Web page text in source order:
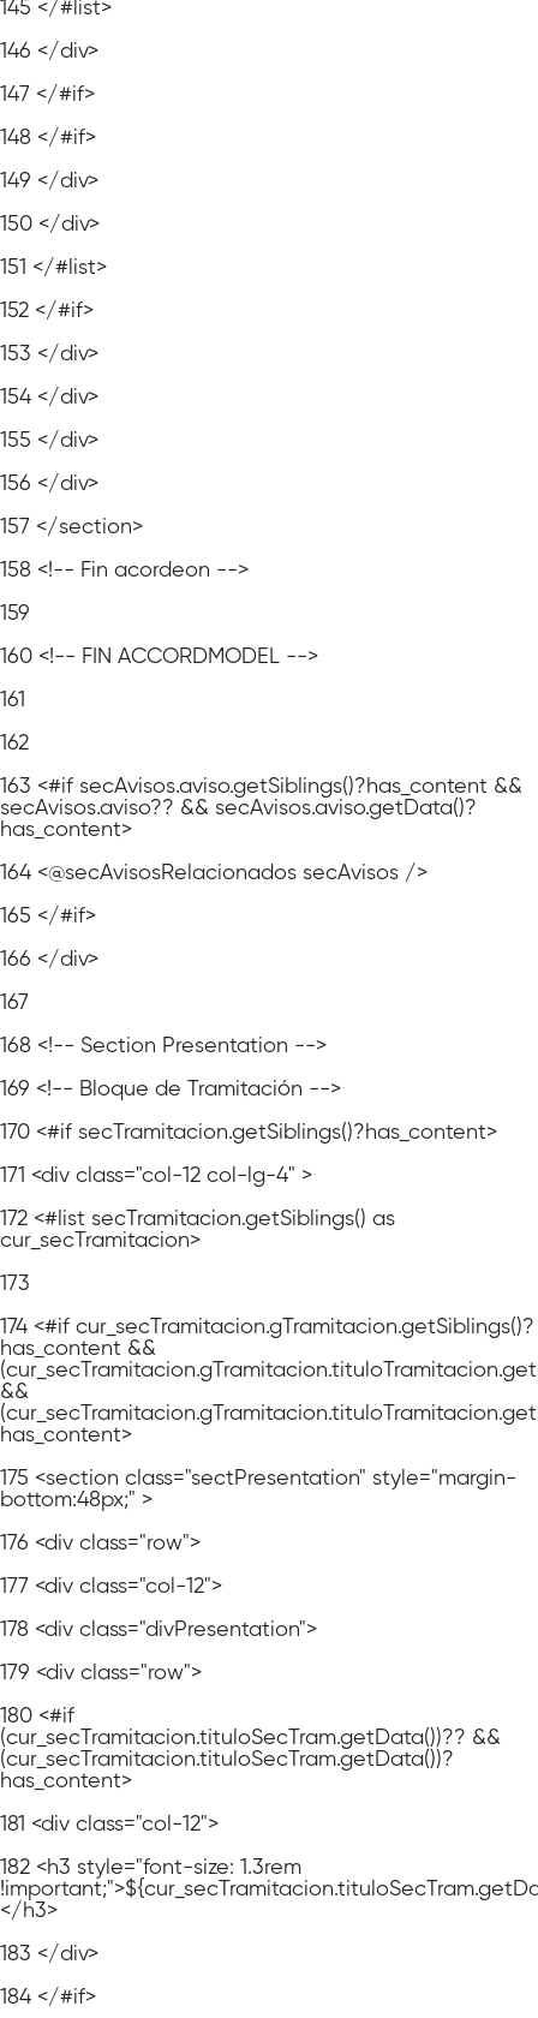
145 </#list>
146 </div>
147 </#if>
148 </#if>
149 </div>
150 </div>
151 </#list>
152 </#if>
153 </div>
154 </div>
155 </div>
156 </div>
157 </section>
158 <!-- Fin acordeon -->
159
160 <!-- FIN ACCORDMODEL -->
161
162
163 <#if secAvisos.aviso.getSiblings()?has_content &&
secAvisos.aviso?? && secAvisos.aviso.getData()?
has_content>
164 <@secAvisosRelacionados secAvisos />
165 </#if>
166 </div>
167
168 <!-- Section Presentation -->
169 <!-- Bloque de Tramitación -->
170 <#if secTramitacion.getSiblings()?has_content>
171 <div class="col-12 col-lg-4" >
172 <#list secTramitacion.getSiblings() as
cur_secTramitacion>
173
174 <#if cur_secTramitacion.gTramitacion.getSiblings()?
has_content &&
&&
has_content>
175 <section class="sectPresentation" style="margin-
bottom:48px;" >
176 <div class="row">
177 <div class="col-12">
178 <div class="divPresentation">
179 <div class="row">
180 <#if
(cur_secTramitacion.tituloSecTram.getData())?? &&
(cur_secTramitacion.tituloSecTram.getData())?
has_content>
181 <div class="col-12">
182 <h3 style="font-size: 1.3rem
</h3>
183 </div>
184 </#if>